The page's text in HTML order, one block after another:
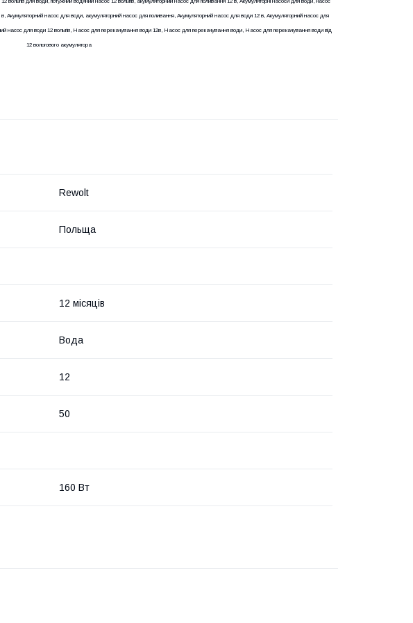
Акумуляторний насос для води, акумуляторний насос для поливання, Акумуляторний насос для води 12 в, Акумуляторний насос для
насос для води 12 вольтів, Насос для перекачування води 12в, Насос для перекачування води, Насос для перекачування води від
12 вольтового акумулятора
Rewolt
Польща
12 місяців
Вода
12
50
160 Вт